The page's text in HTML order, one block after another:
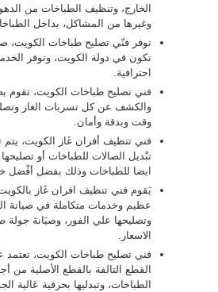
الخارج، وتنظيف الطباخات من
وغيرها من المشاكل، بداخل
توفر فنّي تصليح طباخات الكويت،
تكون في دولة الكويت، وتوفر
احترافية.
فني تصليح طباخات الكويت، تقوم
والكشف عن كل تسربات الغاز
وقت وبدقة وأمان.
فني تنظيف أفران غَاز الكويت، يتم
تبْديل الصالات للطباخات أو تصليحها
ايضا للطباخات وذلك بفضل أفْضل
يَقوم فني تنظيف افران غَاز
عظيم وخدمات متكاملة في صيانة
وتصليحها علي الفور، وصيَانة
الاسعار.
فني تصليح طباخات الكويت، تعتمد
القطع التالفة بالقطع الأصلية من
الطباخات، وتبدليها بحرفية عَالية